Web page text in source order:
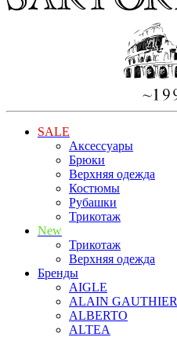
SALE
Аксессуары
Брюки
Верхняя одежда
Костюмы
Рубашки
Трикотаж
New
Трикотаж
Верхняя одежда
Бренды
AIGLE
ALAIN GAUTHIER
ALBERTO
ALTEA